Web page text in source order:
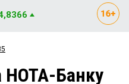
Рейтинги
НОТА-Банку